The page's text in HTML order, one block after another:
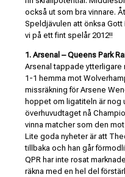
också ut som bra vinnare.
Speldjävulen att önksa
vi på ett fint spelår 2012!!
1. Arsenal – Queens Park
Arsenal tappade ytterligare
1-1 hemma mot
missräkning för Arsene
hoppet om ligatiteln är nog
överhuvudtaget nå
vinna matcher som den mot
Lite goda nyheter är att
tillbaka och han går
QPR har inte rosat
räkna med en hel del